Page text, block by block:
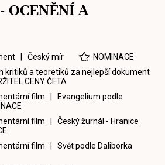
OCENĚNÍ A
|Český mír
NOMINACE
a teoretiků za nejlepší dokument
CENY ČFTA
film | Evangelium podle
film |Český žurnál - Hranice
film |Svět podle Daliborka